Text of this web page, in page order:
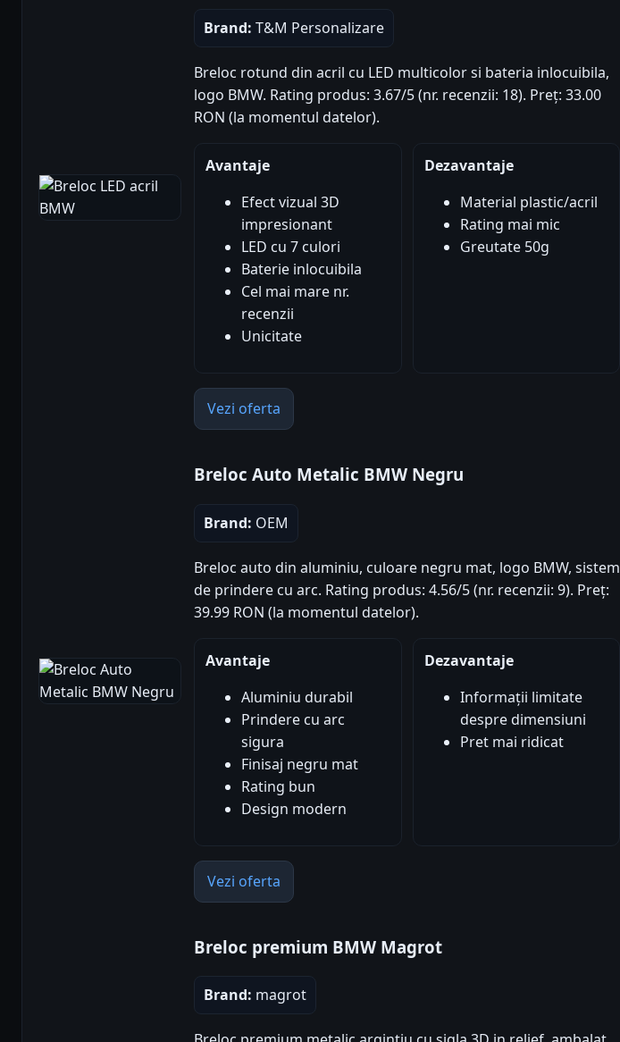
Brand: T&M Personalizare
Breloc rotund din acril cu LED multicolor si bateria inlocuibila,
logo BMW. Rating produs: 3.67/5 (nr. recenzii: 18). Preț: 33.00
RON (la momentul datelor).
Avantaje
Efect vizual 3D
impresionant
LED cu 7 culori
Baterie inlocuibila
Cel mai mare nr.
recenzii
Unicitate
Dezavantaje
Material plastic/acril
Rating mai mic
Greutate 50g
Vezi oferta
Breloc Auto Metalic BMW Negru
Brand: OEM
Breloc auto din aluminiu, culoare negru mat, logo BMW, sistem
de prindere cu arc. Rating produs: 4.56/5 (nr. recenzii: 9). Preț:
39.99 RON (la momentul datelor).
Avantaje
Aluminiu durabil
Prindere cu arc
sigura
Finisaj negru mat
Rating bun
Design modern
Dezavantaje
Informații limitate
despre dimensiuni
Pret mai ridicat
Vezi oferta
Breloc premium BMW Magrot
Brand: magrot